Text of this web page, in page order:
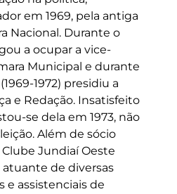
em 1969, pela antiga
Nacional. Durante o
a ocupar a vice-
Municipal e durante
1972) presidiu a
e Redação. Insatisfeito
se dela em 1973, não
Além de sócio
Jundiaí Oeste
atuante de diversas
e assistenciais de